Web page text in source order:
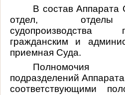
В состав Аппарата
отдел, отделы
гражданским и
приемная Суда.
Полномочия
подразделений
соответствующими